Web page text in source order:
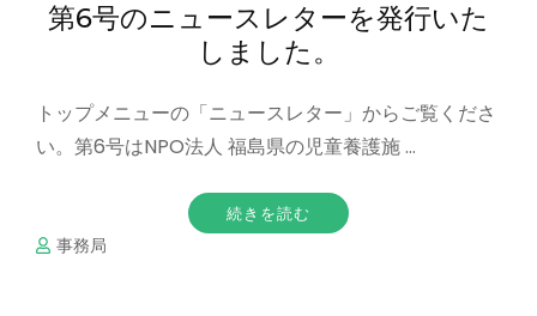
第6号のニュースレターを発行いた
しました。
トップメニューの「ニュースレター」からご覧くださ
い。第6号はNPO法人 福島県の児童養護施 …
続きを読む
事務局